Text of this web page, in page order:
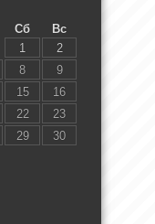
Сб
Вс
1
2
8
9
15
16
22
23
29
30